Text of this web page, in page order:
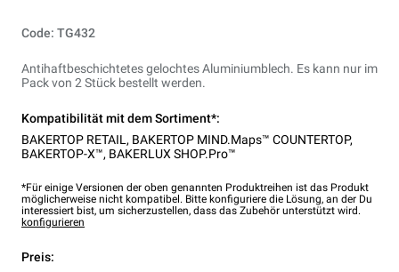
Code: TG432
Antihaftbeschichtetes gelochtes Aluminiumblech. Es kann nur im
Pack von 2 Stück bestellt werden.
Kompatibilität mit dem Sortiment*:
BAKERTOP RETAIL, BAKERTOP MIND.Maps™ COUNTERTOP,
BAKERTOP-X™, BAKERLUX SHOP.Pro™
*Für einige Versionen der oben genannten Produktreihen ist das Produkt
möglicherweise nicht kompatibel. Bitte konfiguriere die Lösung, an der Du
interessiert bist, um sicherzustellen, dass das Zubehör unterstützt wird.
konfigurieren
Preis: